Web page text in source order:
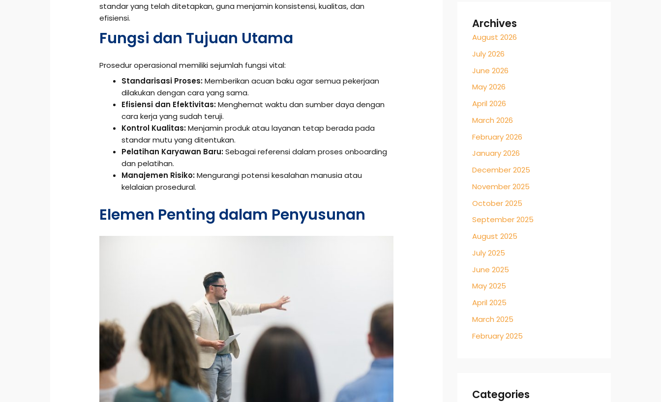
standar yang telah ditetapkan, guna menjamin konsistensi, kualitas, dan
efisiensi.
Fungsi dan Tujuan Utama
Prosedur operasional memiliki sejumlah fungsi vital:
Standarisasi Proses:Memberikan acuan baku agar semua pekerjaan
dilakukan dengan cara yang sama.
Efisiensi dan Efektivitas:Menghemat waktu dan sumber daya dengan
cara kerja yang sudah teruji.
Kontrol Kualitas:Menjamin produk atau layanan tetap berada pada
standar mutu yang ditentukan.
Pelatihan Karyawan Baru:Sebagai referensi dalam proses onboarding
dan pelatihan.
Manajemen Risiko:Mengurangi potensi kesalahan manusia atau
kelalaian prosedural.
Elemen Penting dalam Penyusunan
Archives
August 2026
July 2026
June 2026
May 2026
April 2026
March 2026
February 2026
January 2026
December 2025
November 2025
October 2025
September 2025
August 2025
July 2025
June 2025
May 2025
April 2025
March 2025
February 2025
Categories